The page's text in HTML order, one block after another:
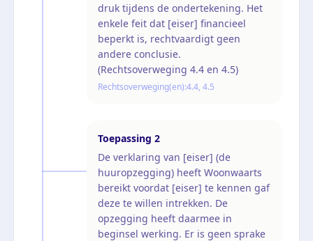
druk tijdens de ondertekening. Het
enkele feit dat [eiser] financieel
beperkt is, rechtvaardigt geen
andere conclusie.
(Rechtsoverweging 4.4 en 4.5)
Rechtsoverweging(en):4.4, 4.5
Toepassing 2
De verklaring van [eiser] (de
huuropzegging) heeft Woonwaarts
bereikt voordat [eiser] te kennen gaf
deze te willen intrekken. De
opzegging heeft daarmee in
beginsel werking. Er is geen sprake